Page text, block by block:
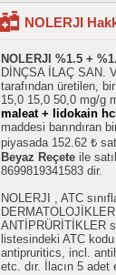
NOLERJI
NOLERJI %1.5 +
DİNÇSA İLAÇ SAN.
tarafından üretilen,
15,0 15,0 50,0 mg/g
maleat + lidokain
maddesi barındıran
piyasada 152.62 ₺
Beyaz Reçete ile
8699819341583 dir.
NOLERJI , ATC
ANTİPRÜRİTİKLER
listesindeki ATC
antipruritics, incl.
etc. dır. İlacın 5 adet